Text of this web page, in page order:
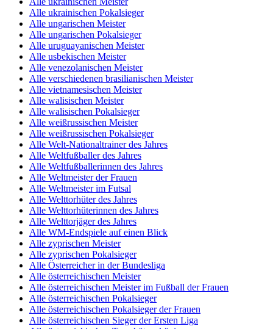
Alle ukrainischen Pokalsieger
Alle ungarischen Meister
Alle ungarischen Pokalsieger
Alle uruguayanischen Meister
Alle usbekischen Meister
Alle venezolanischen Meister
Alle verschiedenen brasilianischen Meister
Alle vietnamesischen Meister
Alle walisischen Meister
Alle walisischen Pokalsieger
Alle weißrussischen Meister
Alle weißrussischen Pokalsieger
Alle Welt-Nationaltrainer des Jahres
Alle Weltfußballer des Jahres
Alle Weltfußballerinnen des Jahres
Alle Weltmeister der Frauen
Alle Weltmeister im Futsal
Alle Welttorhüter des Jahres
Alle Welttorhüterinnen des Jahres
Alle Welttorjäger des Jahres
Alle WM-Endspiele auf einen Blick
Alle zyprischen Meister
Alle zyprischen Pokalsieger
Alle Österreicher in der Bundesliga
Alle österreichischen Meister
Alle österreichischen Meister im Fußball der Frauen
Alle österreichischen Pokalsieger
Alle österreichischen Pokalsieger der Frauen
Alle österreichischen Sieger der Ersten Liga